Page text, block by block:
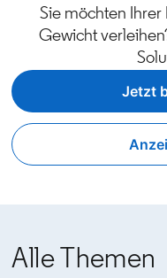
Sie möchten Ihrer
Gewicht
Jetzt
Alle Themen